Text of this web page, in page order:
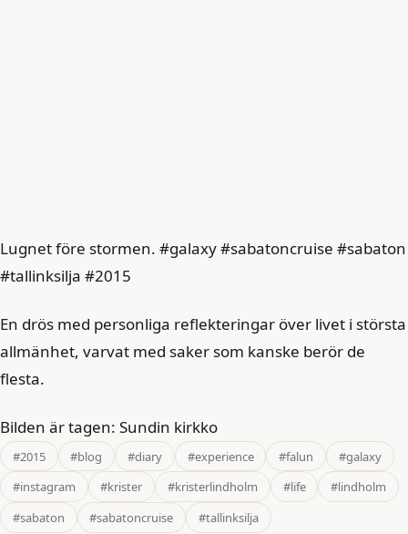
Lugnet före stormen. #galaxy #sabatoncruise #sabaton
#tallinksilja #2015
En drös med personliga reflekteringar över livet i största
allmänhet, varvat med saker som kanske berör de
flesta.
Bilden är tagen: Sundin kirkko
#2015 #blog #diary #experience #falun
#galaxy
#instagram
#krister #kristerlindholm #life
#lindholm
#sabaton
#sabatoncruise #tallinksilja